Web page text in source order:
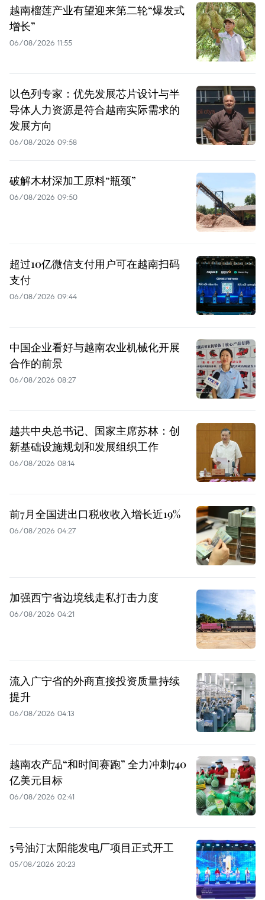
越南榴莲产业有望迎来第二轮“爆发式
增长”
06/08/2026 11:55
以色列专家：优先发展芯片设计与半
导体人力资源是符合越南实际需求的
发展方向
06/08/2026 09:58
破解木材深加工原料“瓶颈”
06/08/2026 09:50
超过10亿微信支付用户可在越南扫码
支付
06/08/2026 09:44
中国企业看好与越南农业机械化开展
合作的前景
06/08/2026 08:27
越共中央总书记、国家主席苏林：创
新基础设施规划和发展组织工作
06/08/2026 08:14
前7月全国进出口税收收入增长近19%
06/08/2026 04:27
加强西宁省边境线走私打击力度
06/08/2026 04:21
流入广宁省的外商直接投资质量持续
提升
06/08/2026 04:13
越南农产品“和时间赛跑” 全力冲刺740
亿美元目标
06/08/2026 02:41
5号油汀太阳能发电厂项目正式开工
05/08/2026 20:23